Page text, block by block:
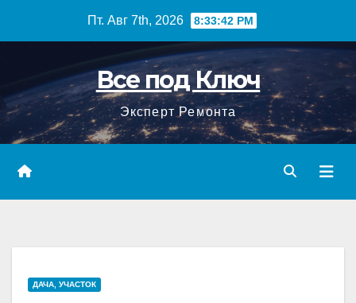
Пт. Авг 7th, 2026 8:33:43 PM
Все под Ключ
Эксперт Ремонта
ДАЧА, УЧАСТОК